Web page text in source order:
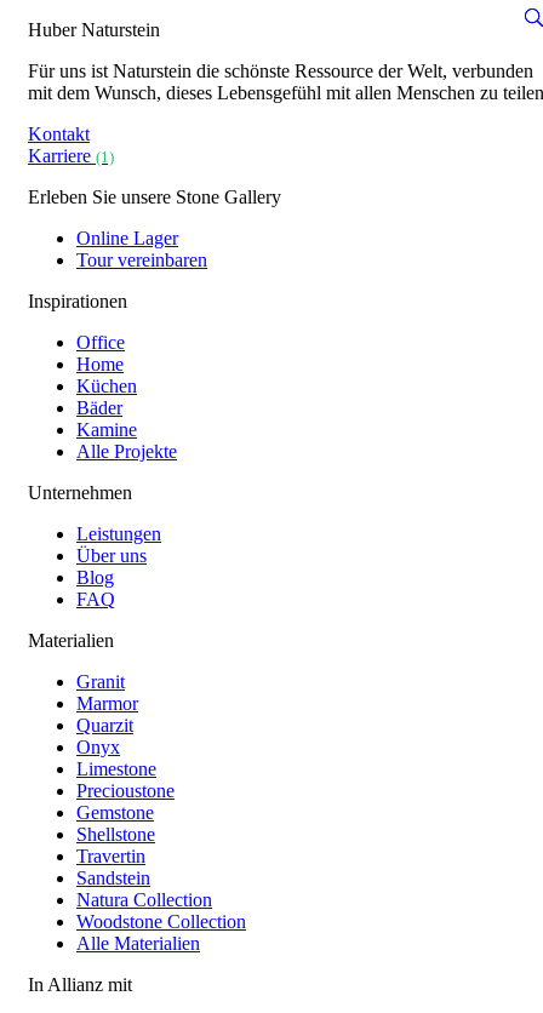
Huber Naturstein
Für uns ist Naturstein die schönste Ressource der Welt, verbunden
mit dem Wunsch, dieses Lebensgefühl mit allen Menschen zu
Kontakt
Karriere (1)
Erleben Sie unsere Stone Gallery
Online Lager
Tour vereinbaren
Inspirationen
Office
Home
Küchen
Bäder
Kamine
Alle Projekte
Unternehmen
Leistungen
Über uns
Blog
FAQ
Materialien
Granit
Marmor
Quarzit
Onyx
Limestone
Precioustone
Gemstone
Shellstone
Travertin
Sandstein
Natura Collection
Woodstone Collection
Alle Materialien
In Allianz mit